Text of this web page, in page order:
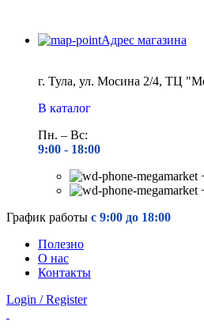
Адрес магазина
г. Тула, ул. Мосина 2/4, ТЦ
В каталог
Пн. – Вс:
9:00 - 18:00
График работы с 9:00 до 18:00
Полезно
О нас
Контакты
Login / Register